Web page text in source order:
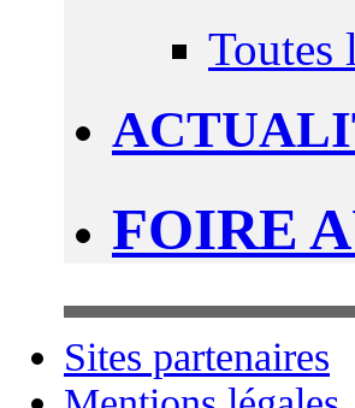
Toutes
FOIRE
Sites partenaires